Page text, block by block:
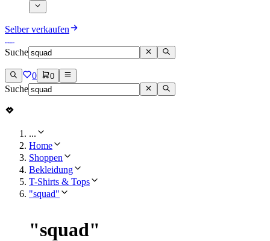
Selber verkaufen
Suche
0 0
Suche
...
Home
Shoppen
Bekleidung
T-Shirts & Tops
"squad"
"squad"